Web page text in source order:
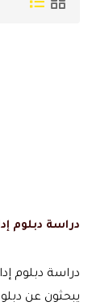
دراسة دبلوم
دراسة دبلوم
يبحثون عن